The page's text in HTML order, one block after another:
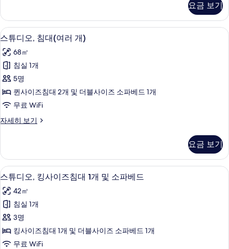
대
개
및
소
파
베
드
사
두
보
기
킹
사
이
침
대
개
및
소
파
베
히
보
기
요금 보기
스
튜
디
오,
침
대
러
사
진
모
두
보
기
필로우탑 침대, 객실 내 금고, 책상, 노
6
스튜디오, 침대(여러 개)
68㎡
침실 1개
5명
퀸사이즈침대 2개 및 더블사이즈 소파베드 1개
무료 WiFi
자세히 보기
스
침
대
(여
개)
자
세
히
보
기
요금 보기
스
튜
디
오,
킹
사
필로우탑 침대, 객실 내 금고, 책상, 노
5
스튜디오, 킹사이즈침대 1개 및 소파베드
42㎡
침실 1개
3명
킹사이즈침대 1개 및 더블사이즈 소파베드 1개
무료 WiFi